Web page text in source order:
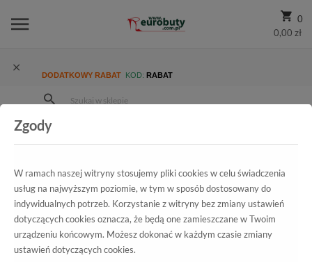
0
0,00 zł
DODATKOWY RABAT KOD: RABAT
Kolekcja męska
Klapki Klapki Inblu FN-32 Biały
Wszystkie produkty
Klapki Inblu
Zgody
W ramach naszej witryny stosujemy pliki cookies w celu świadczenia
usług na najwyższym poziomie, w tym w sposób dostosowany do
indywidualnych potrzeb. Korzystanie z witryny bez zmiany ustawień
dotyczących cookies oznacza, że będą one zamieszczane w Twoim
urządzeniu końcowym. Możesz dokonać w każdym czasie zmiany
ustawień dotyczących cookies.